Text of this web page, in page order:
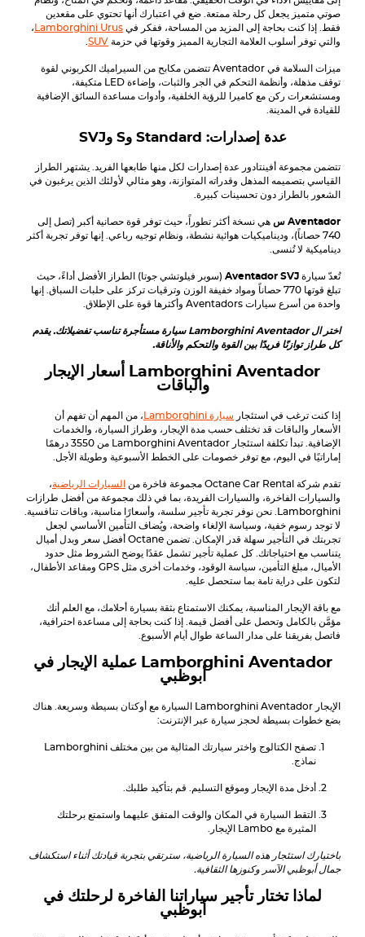
صوتي متميز يجعل كل رحلة ممتعة. ضع في اعتبارك أنها تحتوي على مقعدين
فقط. إذا كنت بحاجة إلى المزيد من المساحة، ففكر في Lamborghini Urus ،
والتي توفر أسلوب العلامة التجارية المميز وقوتها في حزمة SUV
ميزات السلامة في Aventador تتضمن مكابح من السيراميك الكربوني لقوة
توقف مذهلة، وأنظمة التحكم في الجر والثبات، وإضاءة LED متكيفة،
ومستشعرات ركن مع كاميرا للرؤية الخلفية، وأدوات مساعدة السائق الإضافية
للقيادة في المدينة.
عدة إصدارات: Standard وS وSVJ
تتضمن مجموعة أفينتادور عدة إصدارات لكل منها طابعها الفريد. يشتهر الطراز
القياسي بتصميمه المذهل وقدراته المتوازنة، وهو مثالي لأولئك الذين يرغبون في
الشعور بالطراز دون تحسينات كبيرة.
Aventador س هي نسخة أكثر تطوراً، حيث توفر قوة حصانية أكبر (تصل إلى
740 حصاناً)، وديناميكيات هوائية نشطة، ونظام توجيه رباعي. إنها توفر تجربة أكثر
ديناميكية لا تُنسى.
تُعدّ سيارة Aventador SVJ (سوبر فيلوتشي جوتا) الطراز الأفضل أداءً، حيث
تبلغ قوتها 770 حصاناً ومواد خفيفة الوزن وترقيات تركز على حلبات السباق. إنها
واحدة من أسرع سيارات Aventadors وأكثرها قوة على الإطلاق.
اختر ال LamborghiniAventador
سيارة مستأجرة تناسب تفضيلاتك. يقدم
كل طراز توازنًا فريدًا بين القوة والتحكم والأناقة.
Lamborghini Aventador
أسعار الإيجار
والباقات
إذا كنت ترغب في استئجار سيارة Lamborghini
، من المهم أن تفهم أن
الأسعار والباقات قد تختلف حسب مدة الإيجار، وطراز السيارة، والخدمات
الإضافية. تبدأ تكلفة استئجار Lamborghini Aventador من 3550 درهمًا
إماراتيًا في اليوم، مع توفر خصومات على الخطط الأسبوعية وطويلة الأجل.
تقدم شركة Octane Car Rental مجموعة فاخرة من السيارات الرياضية،
والسيارات الفاخرة، والسيارات الفريدة، بما في ذلك مجموعة من أفضل طرازات
Lamborghini. نحن نوفر تجربة تأجير سلسة، وأسعارًا مناسبة، وباقات تنافسية.
لا توجد رسوم خفية، وسياسة الإلغاء واضحة، ويُضاف التأمين الأساسي لجعل
تجربتك في التأجير سهلة قدر الإمكان. تضمن Octane أفضل سعر وبدل أميال
يتناسب مع احتياجاتك. كل عملية تأجير تشمل عقدًا يوضح الشروط مثل حدود
الأميال، مبلغ التأمين، سياسة الوقود، وخدمات أخرى مثل GPS ومقاعد الأطفال،
لتكون على دراية تامة بما ستحصل عليه.
مع باقة الإيجار المناسبة، يمكنك الاستمتاع بثقة بسيارة أحلامك، مع العلم أنك
مؤمَّن بالكامل وتحصل على أفضل قيمة. إذا كنت بحاجة إلى مساعدة احترافية،
فاتصل بفريقنا على مدار الساعة طوال أيام الأسبوع.
Lamborghini Aventador
عملية الإيجار في
أبوظبي
الإيجار Lamborghini Aventador
السيارة مع أوكتان بسيطة وسريعة. هناك
بضع خطوات بسيطة لحجز سيارة عبر الإنترنت:
تصفح الكتالوج واختر سيارتك المثالية من بين مختلف Lamborghini
نماذج.
أدخل مدة الإيجار وموقع التسليم. قم بتأكيد طلبك.
التقط السيارة في المكان والوقت المتفق عليهما واستمتع برحلتك
المثيرة مع Lambo الإيجار.
باختيارك استئجار هذه السيارة الرياضية، سترتقي بتجربة قيادتك أثناء استكشاف
جمال أبوظبي الآسر وكنوزها الثقافية.
لماذا تختار تأجير سياراتنا الفاخرة لرحلتك في
أبوظبي